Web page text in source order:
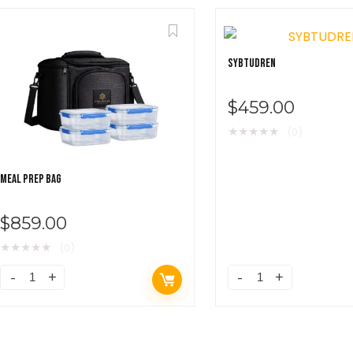
MEAL PREP BAG
$859.00
★★★★★
SYBTUDREN
$459.00
★★★★★